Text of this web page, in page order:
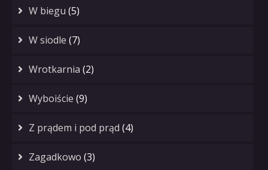
W biegu (5)
W siodle (7)
Wrotkarnia (2)
Wyboiście (9)
Z prądem i pod prąd (4)
Zagadkowo (3)